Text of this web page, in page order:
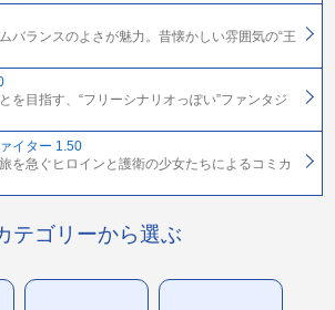
バランスのよさが魅力。昔懐かしい雰囲気の“王
を目指す、“フリーシナリオっぽい”ファンタジ
イター 1.50
を急ぐヒロインと護衛の少女たちによるコミカ
テゴリーから選ぶ